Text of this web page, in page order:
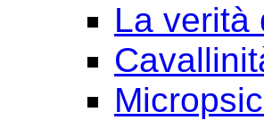
La verità